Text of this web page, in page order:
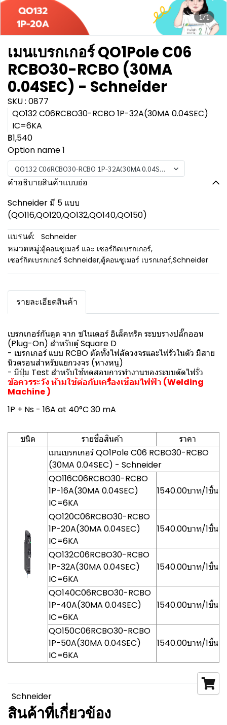
1/1
เมนเบรกเกอร์ QO1Pole C06
RCBO30-RCBO (30MA
0.04SEC) - Schneider
SKU : 0877
QO132 C06RCBO30-RCBO 1P-32A(30MA 0.04SEC)
IC=6KA
฿1,540
Option name 1
QO132 C06RCBO30-RCBO 1P-32A(30MA 0.04SEC) IC=6KA
คำอธิบายสินค้าแบบย่อ
Schneider มี 5 แบบ
(QO116,QO120,QO132,QO140,QO150)
แบรนด์:
Schneider
หมวดหมู่:ตู้คอนซูเมอร์ และ เซอร์กิตเบรกเกอร์,
เซอร์กิตเบรกเกอร์ Schneider,ตู้คอนซูเมอร์ เบรกเกอร์,Schneider
รายละเอียดสินค้า
เบรกเกอร์กันดูด จาก ชไนเดอร์ อิเล็คทริค ระบบรางปลั๊กออน
(Plug-On) สำหรับตู้ Square D
- เบรกเกอร์ แบบ RCBO ตัดทั้งไฟลัดวงจรและไฟรั่วในตัว มีสาย
นิวตรอนสำหรับแยกวงจร (หางหนู)
- มีปุ่ม Test สำหรับใช้ทดสอบการทำงานของระบบตัดไฟรั่ว
ข้อควรระวัง ห้ามใช้ต่อกับเครื่องเชื่อมไฟฟ้า (Welding
Machine )
1P + Ns - 16A at 40°C 30 mA
ชนิด รายชื่อสินค้า
ราคา
เมนเบรกเกอร์ QO1Pole C06 RCBO30-RCBO
(30MA 0.04SEC) - Schneider
QO116C06RCBO30-RCBO
1P-16A(30MA 0.04SEC)
IC=6KA
1540.00บาท/1ชิ้น
QO120C06RCBO30-RCBO
1P-20A(30MA 0.04SEC)
IC=6KA
1540.00บาท/1ชิ้น
QO132C06RCBO30-RCBO
1P-32A(30MA 0.04SEC)
IC=6KA
1540.00บาท/1ชิ้น
QO140C06RCBO30-RCBO
1P-40A(30MA 0.04SEC)
IC=6KA
1540.00บาท/1ชิ้น
QO150C06RCBO30-RCBO
1P-50A(30MA 0.04SEC)
IC=6KA
1540.00บาท/1ชิ้น
Schneider
สินค้าที่เกี่ยวข้อง